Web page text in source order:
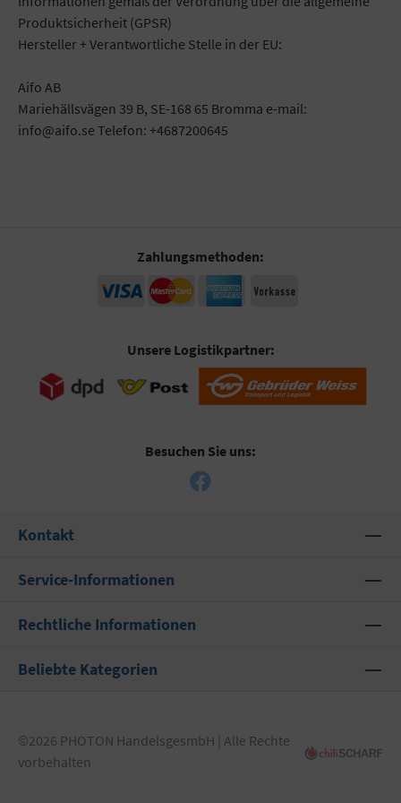
Produktsicherheit (GPSR)
Hersteller + Verantwortliche Stelle in der EU:
Aifo AB
Mariehällsvägen 39 B, SE-168 65 Bromma e-mail:
info@aifo.se Telefon: +4687200645
Zahlungsmethoden:
Unsere Logistikpartner:
Besuchen Sie uns:
Kontakt
Service-Informationen
Rechtliche Informationen
Beliebte Kategorien
©2026 PHOTON HandelsgesmbH | Alle Rechte
vorbehalten